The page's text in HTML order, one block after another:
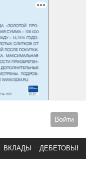
Войти
ВКЛАДЫ ДЕБЕТОВЫЕ